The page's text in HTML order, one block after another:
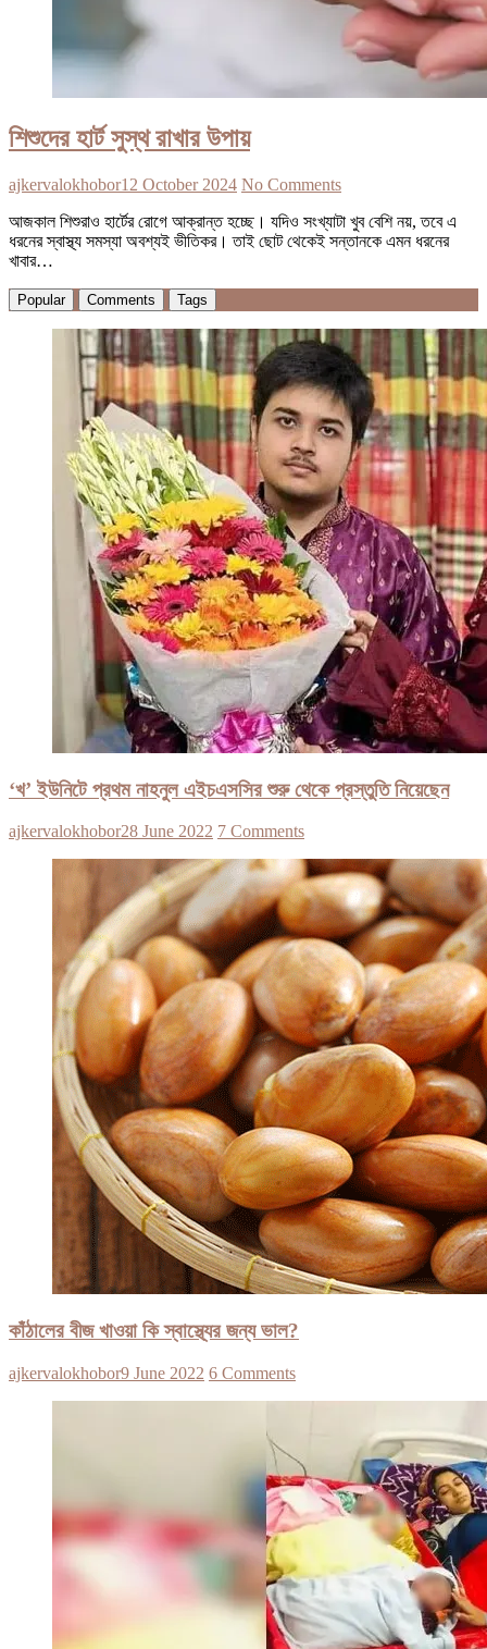
শিশুদের হার্ট সুস্থ রাখার উপায়
ajkervalokhobor12 October 2024 No Comments
আজকাল শিশুরাও হার্টের রোগে আক্রান্ত হচ্ছে। যদিও সংখ্যাটা খুব বেশি নয়, তবে এ
ধরনের স্বাস্থ্য সমস্যা অবশ্যই ভীতিকর। তাই ছোট থেকেই সন্তানকে এমন ধরনের
খাবার…
Popular Comments Tags
‘খ’ ইউনিটে প্রথম নাহনুল এইচএসসির শুরু থেকে প্রস্তুতি নিয়েছেন
ajkervalokhobor28 June 2022 7 Comments
কাঁঠালের বীজ খাওয়া কি স্বাস্থ্যের জন্য ভাল?
ajkervalokhobor9 June 2022 6 Comments